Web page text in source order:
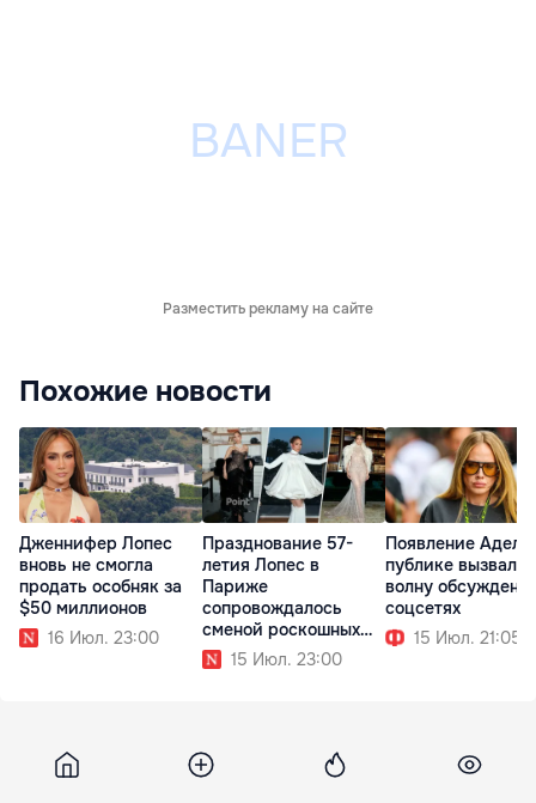
Разместить рекламу на сайте
Похожие новости
Дженнифер Лопес
вновь не смогла
продать особняк за
$50 миллионов
16 Июл. 23:00
Празднование 57-
летия Лопес в
Париже
сопровождалось
сменой роскошных
образов
15 Июл. 23:00
Появление Адель
публике вызвало
волну
соцсетях
15 Июл. 21:05
Gazeta 19 апреля 2016, 19:55 1 556